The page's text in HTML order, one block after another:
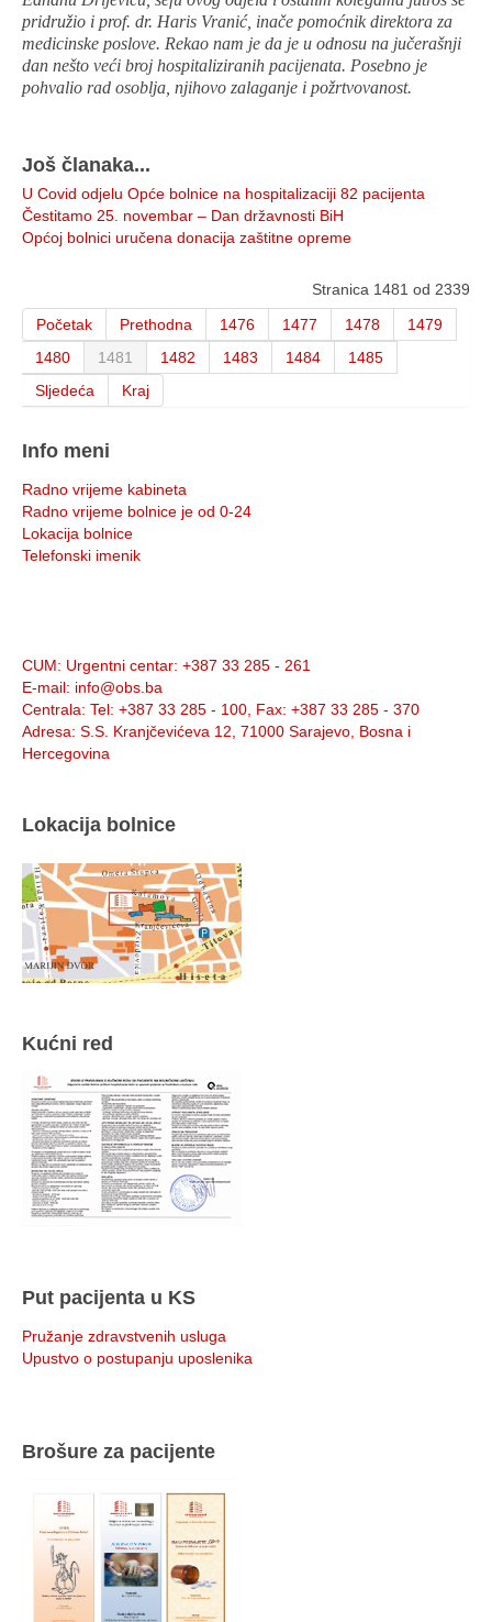
pridružio i prof. dr. Haris Vranić, inače pomoćnik direktora za
medicinske poslove. Rekao nam je da je u odnosu na jučerašnji
dan nešto veći broj hospitaliziranih pacijenata. Posebno je
pohvalio rad osoblja, njihovo zalaganje i požrtvovanost.
Još članaka...
U Covid odjelu Opće bolnice na hospitalizaciji 82 pacijenta
Čestitamo 25. novembar – Dan državnosti BiH
Općoj bolnici uručena donacija zaštitne opreme
Stranica 1481 od 2339
Početak
Prethodna 1476 1477 1478
1479
1480
1481 1482 1483 1484
1485
Sljedeća
Kraj
Info meni
Radno vrijeme kabineta
Radno vrijeme bolnice je od 0-24
Lokacija bolnice
Telefonski imenik
CUM: Urgentni centar: +387 33 285 - 261
E-mail: info@obs.ba
Centrala: Tel: +387 33 285 - 100, Fax: +387 33 285 - 370
Adresa: S.S. Kranjčevićeva 12, 71000 Sarajevo, Bosna i
Hercegovina
Lokacija bolnice
Kućni red
Put pacijenta u KS
Pružanje zdravstvenih usluga
Upustvo o postupanju uposlenika
Brošure za pacijente